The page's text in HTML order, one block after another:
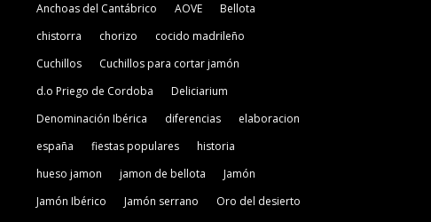
Anchoas del Cantábrico
AOVE
Bellota
chistorra
chorizo
cocido madrileño
Cuchillos
Cuchillos para cortar jamón
d.o Priego de Cordoba
Deliciarium
Denominación Ibérica
diferencias
elaboracion
españa
fiestas populares
historia
hueso jamon
jamon de bellota
Jamón
Jamón Ibérico
Jamón serrano
Oro del desierto